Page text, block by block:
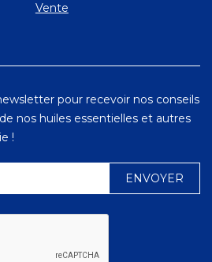
Vente
pour recevoir nos conseils
nos huiles essentielles et autres
!